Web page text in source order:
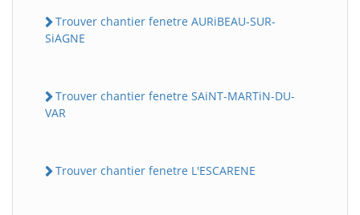
Trouver chantier fenetre AURiBEAU-SUR-
SiAGNE
Trouver chantier fenetre SAiNT-MARTiN-DU-
VAR
Trouver chantier fenetre L'ESCARENE